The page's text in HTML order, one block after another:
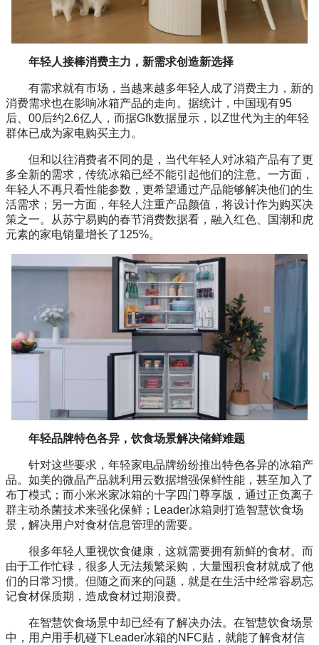
年轻人接棒消费主力，新需求创造新选择
有需求就有市场，当越来越多年轻人成了消费主力，新的
消费需求也在影响冰箱产品的走向。据统计，中国现有95
后、00后约2.6亿人，而据Gfk数据显示，以Z世代为主的年轻
群体已成为家电购买主力。
但和以往消费者不同的是，当代年轻人对冰箱产品有了更
多全新的需求，传统冰箱已经不能引起他们的注意。一方面，
年轻人不再只看性能参数，更希望通过产品能够解决他们的生
活需求；另一方面，年轻人注重产品颜值，将设计作为购买决
策之一。从苏宁易购的春节消费数据看，融入红色、国潮和虎
元素的家电销量增长了125%。
年轻品牌特色各异，饮食场景解决储鲜难题
针对这些要求，年轻家电品牌纷纷推出特色各异的冰箱产
品。如美的微晶产品就利用云数据增强保鲜性能，甚至加入了
布丁模式；而小米米家冰箱的十字四门尊享版，通过正负离子
群主动杀菌技术来强化保鲜；Leader冰箱则打造智慧饮食场
景，解决用户对食材信息管理的需要。
很多年轻人重视饮食健康，这就需要拥有新鲜的食材。而
由于工作忙碌，很多人无法频繁采购，大量囤积食材就成了他
们的日常习惯。但随之而来的问题，就是在生活中经常容易忘
记食材保质期，造成食材过期浪费。
在智慧饮食场景中却已经有了解决办法。在智慧饮食场景
中，用户用手机碰下Leader冰箱的NFC贴，就能了解食材信